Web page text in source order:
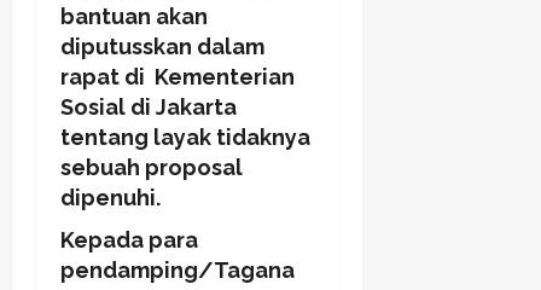
bantuan akan
diputusskan dalam
rapat di Kementerian
Sosial di Jakarta
tentang layak tidaknya
sebuah proposal
dipenuhi.
Kepada para
pendamping/Tagana